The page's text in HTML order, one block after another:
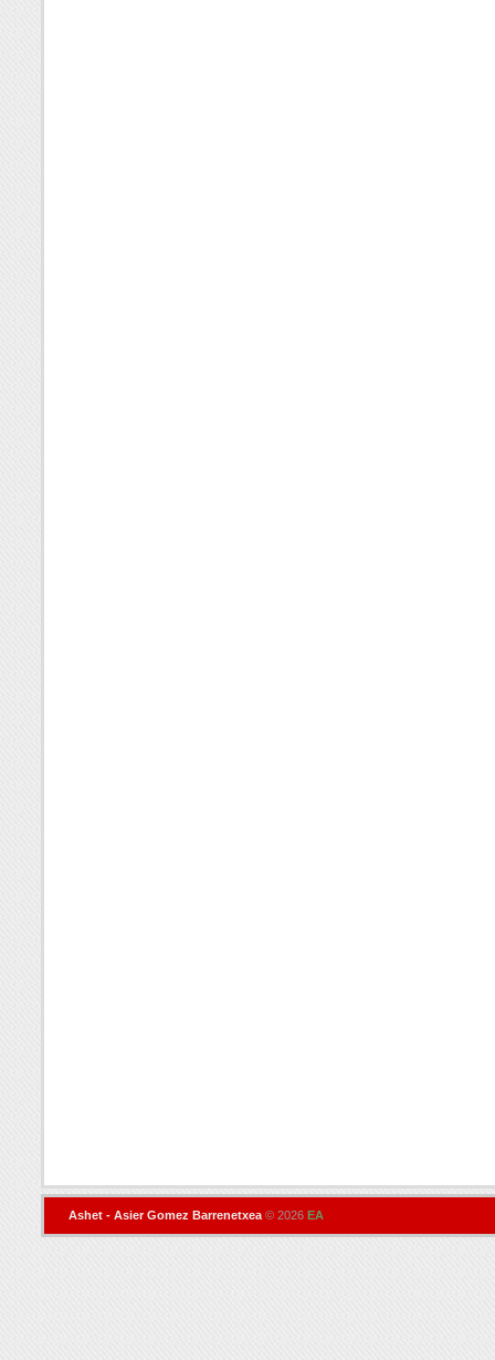
Ashet - Asier Gomez Barrenetxea © 2026 EA